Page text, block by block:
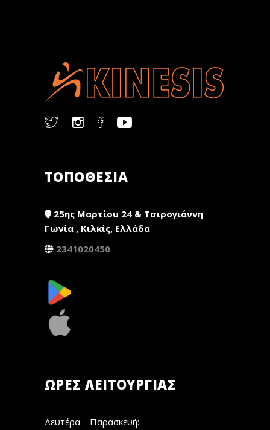
ΤΟΠΟΘΕΣΙΑ
25ης Μαρτίου 24 & Τσιρογιάννη
Γωνία , Κιλκίς, Ελλάδα
2341020450
ΏΡΕΣ ΛΕΙΤΟΥΡΓΊΑΣ
Δευτέρα – Παρασκευή: